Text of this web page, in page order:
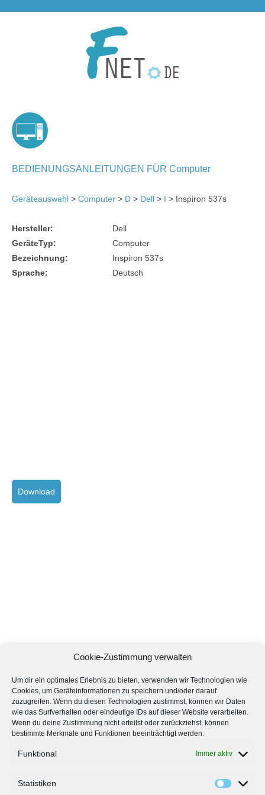
Cookie-Zustimmung verwalten
Um dir ein optimales Erlebnis zu bieten, verwenden wir Technologien wie
Cookies, um Geräteinformationen zu speichern und/oder darauf
zuzugreifen. Wenn du diesen Technologien zustimmst, können wir Daten
wie das Surfverhalten oder eindeutige IDs auf dieser Website verarbeiten.
Wenn du deine Zustimmung nicht erteilst oder zurückziehst, können
bestimmte Merkmale und Funktionen beeinträchtigt werden.
Funktional Immer aktiv
Statistiken
BEDIENUNGSANLEITUNGEN FÜR Computer
Geräteauswahl > Computer > D > Dell > I > Inspiron 537s
Hersteller:
Dell
GeräteTyp:
Computer
Bezeichnung:
Inspiron 537s
Sprache:
Deutsch
Download